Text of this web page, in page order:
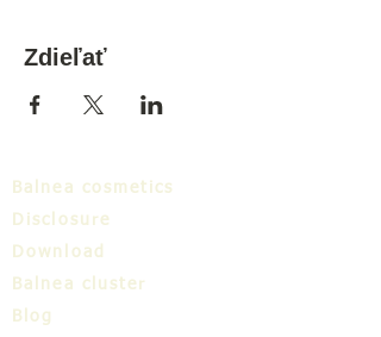
Zdieľať
Balnea cosmetics
Disclosure
Download
Balnea cluster
Blog